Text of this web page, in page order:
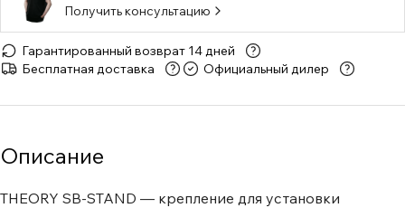
Получить консультацию
Гарантированный возврат 14 дней
Бесплатная доставка
Официальный дилер
Описание
THEORY SB-STAND — крепление для установки